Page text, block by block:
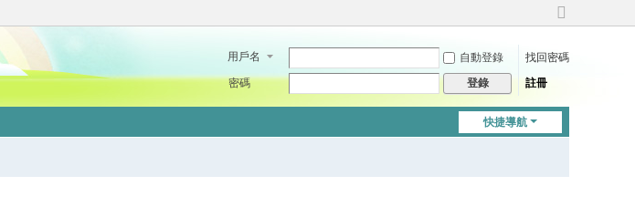
切
到
用戶名 自動登錄
找回密碼
密碼
登錄 註冊
快捷導航